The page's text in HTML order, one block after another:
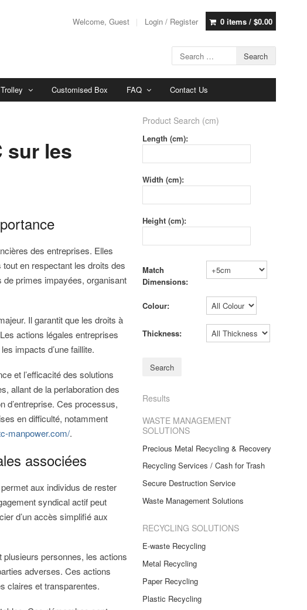
Welcome, Guest Login / Register 0 items / $0.00
Trolley Customised Box FAQ Contact Us
sur les
des entreprises. Elles
en respectant les droits des
primes impayées, organisant
Il garantit que les droits à
actions légales entreprises
impacts d’une faillite.
et l’efficacité des solutions
allant de la perlaboration des
d’entreprise. Ces processus,
en difficulté, notamment
manpower.com/.
associées
aux individus de rester
syndical actif peut
d’un accès simplifié aux
personnes, les actions
adverses. Ces actions
claires et transparentes.
Product Search (cm)
Length (cm):
Width (cm):
Height (cm):
Match
Dimensions:
Colour:
Thickness:
Results
WASTE MANAGEMENT
SOLUTIONS
Precious Metal Recycling & Recovery
Recycling Services / Cash for Trash
Secure Destruction Service
Waste Management Solutions
RECYCLING SOLUTIONS
E-waste Recycling
Metal Recycling
Paper Recycling
Plastic Recycling